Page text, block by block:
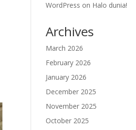
WordPress on Halo dunia!
Archives
March 2026
February 2026
January 2026
December 2025
November 2025
October 2025